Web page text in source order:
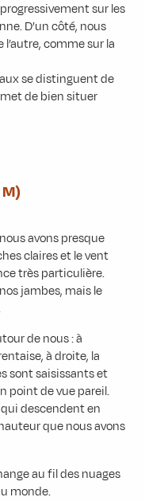
sur les
D’un côté, nous
l’autre, comme sur la
se distinguent de
de bien situer
avons presque
claires et le vent
très particulière.
jambes, mais le
de nous : à
à droite, la
sont saisissants et
point de vue pareil.
descendent en
que nous avons
au fil des nuages
monde.